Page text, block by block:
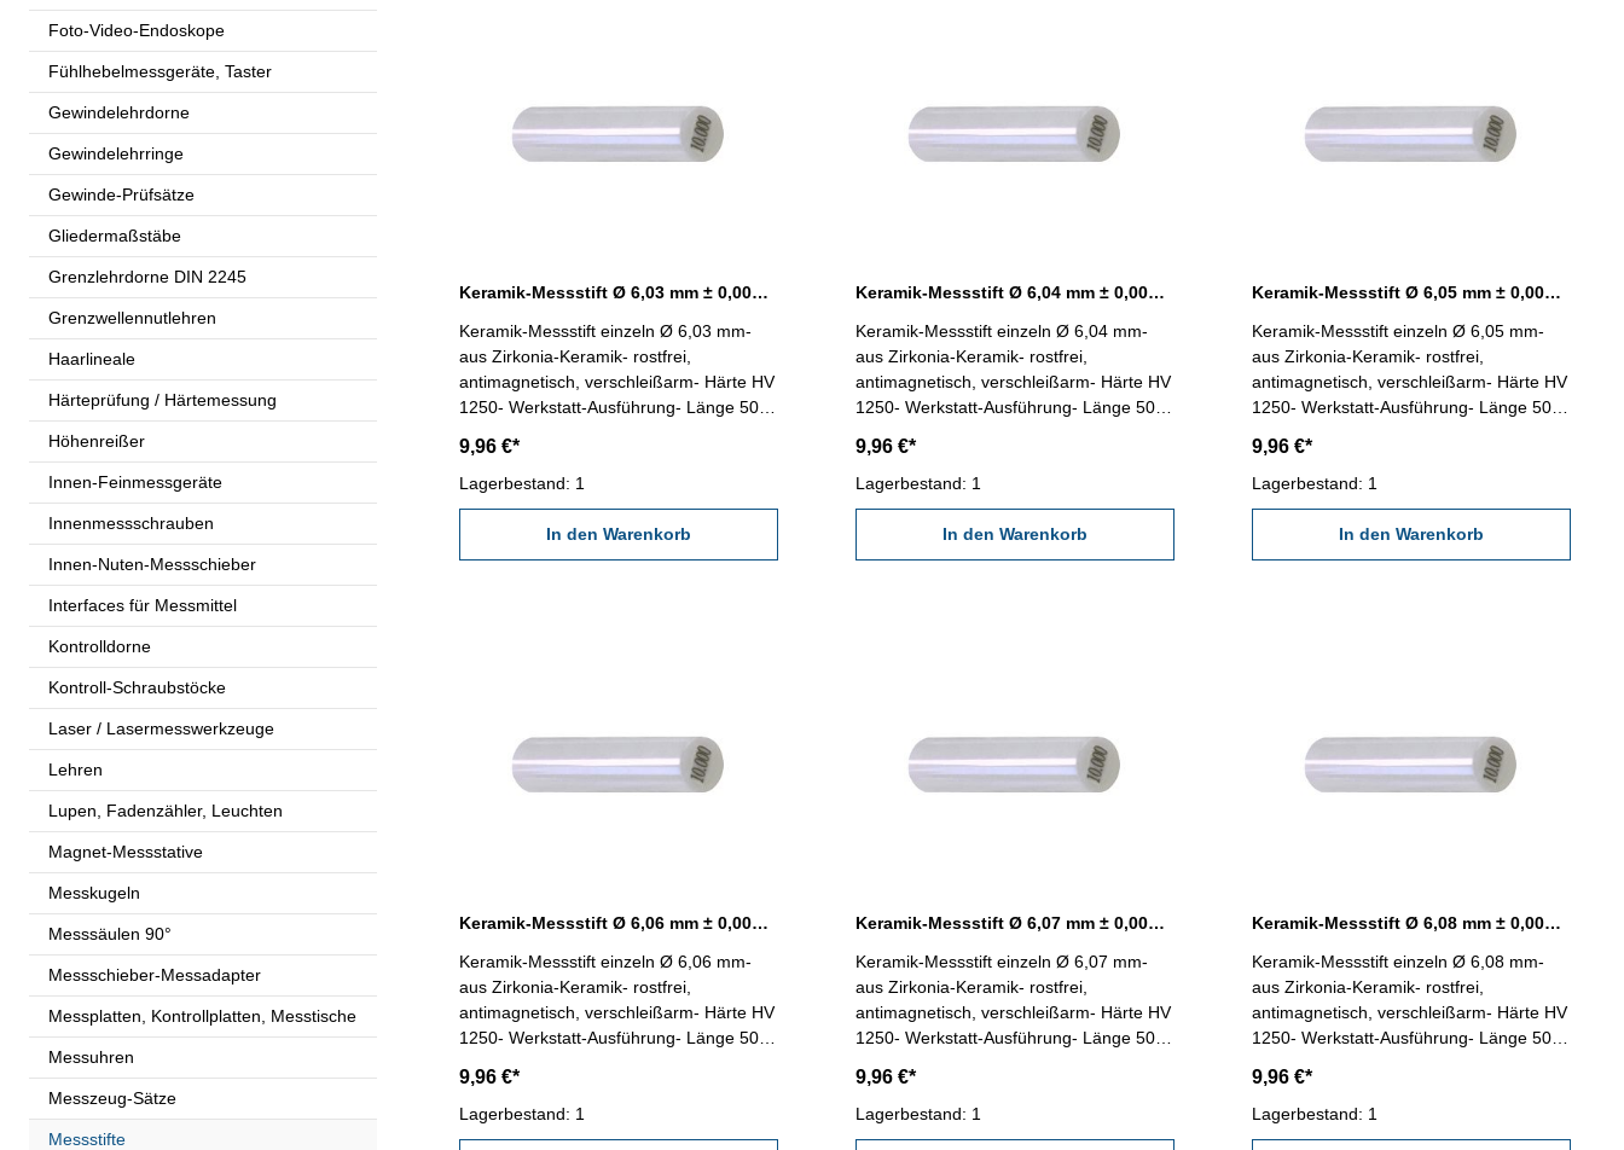
Foto-Video-Endoskope
Fühlhebelmessgeräte, Taster
Gewindelehrdorne
Gewindelehrringe
Gewinde-Prüfsätze
Gliedermaßstäbe
Grenzlehrdorne DIN 2245
Grenzwellennutlehren
Haarlineale
Härteprüfung / Härtemessung
Höhenreißer
Innen-Feinmessgeräte
Innenmessschrauben
Innen-Nuten-Messschieber
Interfaces für Messmittel
Kontrolldorne
Kontroll-Schraubstöcke
Laser / Lasermesswerkzeuge
Lehren
Lupen, Fadenzähler, Leuchten
Magnet-Messstative
Messkugeln
Messsäulen 90°
Messschieber-Messadapter
Messplatten, Kontrollplatten, Messtische
Messuhren
Messzeug-Sätze
Messstifte
Keramik-Messstift Ø 6,03 mm ± 0,0015 mm
Keramik-Messstift einzeln Ø 6,03 mm-
aus Zirkonia-Keramik- rostfrei,
antimagnetisch, verschleißarm- Härte HV
1250- Werkstatt-Ausführung- Länge 50
Kunststoff-Dose
9,96 €*
Lagerbestand: 1
In den Warenkorb
Keramik-Messstift Ø 6,04 mm ± 0,0015 mm
Keramik-Messstift einzeln Ø 6,04 mm-
aus Zirkonia-Keramik- rostfrei,
antimagnetisch, verschleißarm- Härte HV
1250- Werkstatt-Ausführung- Länge 50
Kunststoff-Dose
9,96 €*
Lagerbestand: 1
In den Warenkorb
Keramik-Messstift Ø 6,05 mm ± 0,0015 mm
Keramik-Messstift einzeln Ø 6,05 mm-
aus Zirkonia-Keramik- rostfrei,
antimagnetisch, verschleißarm- Härte HV
1250- Werkstatt-Ausführung- Länge 50
Kunststoff-Dose
9,96 €*
Lagerbestand: 1
In den Warenkorb
Keramik-Messstift Ø 6,06 mm ± 0,0015 mm
Keramik-Messstift einzeln Ø 6,06 mm-
aus Zirkonia-Keramik- rostfrei,
antimagnetisch, verschleißarm- Härte HV
1250- Werkstatt-Ausführung- Länge 50
Kunststoff-Dose
9,96 €*
Lagerbestand: 1
Keramik-Messstift Ø 6,07 mm ± 0,0015 mm
Keramik-Messstift einzeln Ø 6,07 mm-
aus Zirkonia-Keramik- rostfrei,
antimagnetisch, verschleißarm- Härte HV
1250- Werkstatt-Ausführung- Länge 50
Kunststoff-Dose
9,96 €*
Lagerbestand: 1
Keramik-Messstift Ø 6,08 mm ± 0,0015 mm
Keramik-Messstift einzeln Ø 6,08 mm-
aus Zirkonia-Keramik- rostfrei,
antimagnetisch, verschleißarm- Härte HV
1250- Werkstatt-Ausführung- Länge 50
Kunststoff-Dose
9,96 €*
Lagerbestand: 1